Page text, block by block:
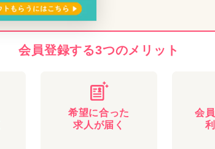
会員登録する3つのメリット
希望に合った
求人が届く
会